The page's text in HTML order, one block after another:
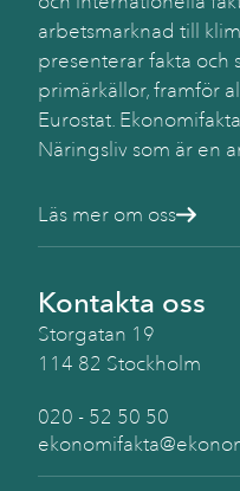
arbetsmarknad till
presenterar fakta och
primärkällor, framför
Eurostat.
Näringsliv som är en
Läs mer om oss
Kontakta oss
Storgatan 19
114 82 Stockholm
020 - 52 50 50